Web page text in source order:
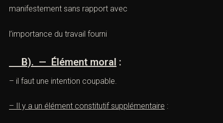
manifestement sans rapport avec
l’importance du travail fourni
B). — Élément moral :
– il faut une intention coupable.
– Il y a un élément constitutif supplémentaire :